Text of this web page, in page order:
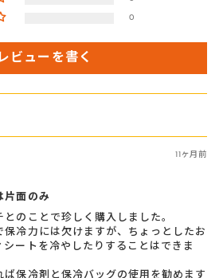
0
レビューを書く
11ヶ月前
片面のみ
のことで珍しく購入しました。
保冷力には欠けますが、ちょっとしたお
シートを冷やしたりすることはできま
ば保冷剤と保冷バッグの使用を勧めます